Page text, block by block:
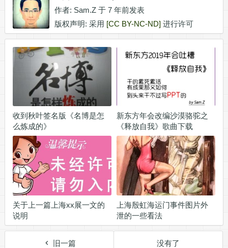
作者: Sam.Z于 7 年前发表
版权声明: 采用 [CC BY-NC-ND] 进行许可
收到秋叶签名版《名博是怎
么炼成的》
新东方年会改编沙漠骆驼之
《释放自我》歌曲下载
关于上一篇上海xx展一文的
说明
上海殷虹海运门事件图片外
泄的一些看法
旧一篇
没有了